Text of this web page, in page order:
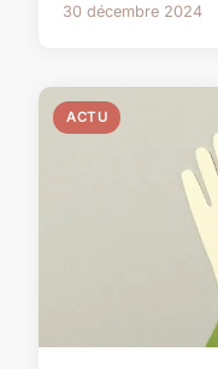
30 décembre 2024
ACTU